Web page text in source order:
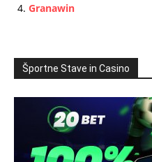
Granawin
Športne Stave in Casino